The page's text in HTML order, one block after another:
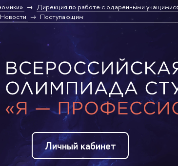
Дирекция по работе с одаренными
Новости Поступающим
Личный кабинет